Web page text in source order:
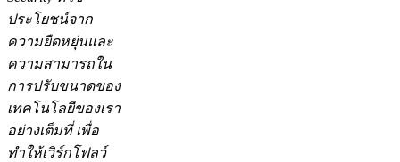
ประโยชน์จาก
ความยืดหยุ่นและ
ความสามารถใน
การปรับขนาดของ
เทคโนโลยีของเรา
อย่างเต็มที่ เพื่อ
ทำให้เวิร์กโฟลว์